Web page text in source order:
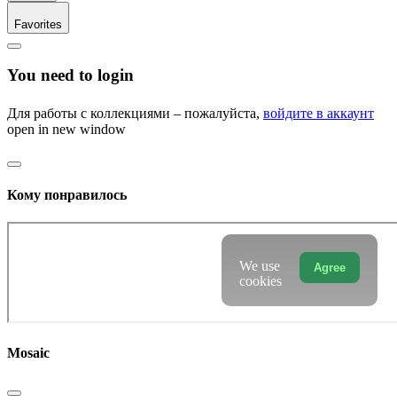
Favorites
You need to login
Для работы с коллекциями – пожалуйста, войдите в аккаунт
open in new window
Кому понравилось
Mosaic
Agree
We use
cookies